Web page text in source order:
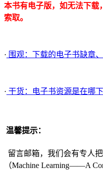
本书有电子版，如无法下载
索取。
· 围观：下载的电子书缺章
· 干货：电子书资源是在哪下
温馨提示：
留言邮箱，我们会有专人
（Machine Learning――A